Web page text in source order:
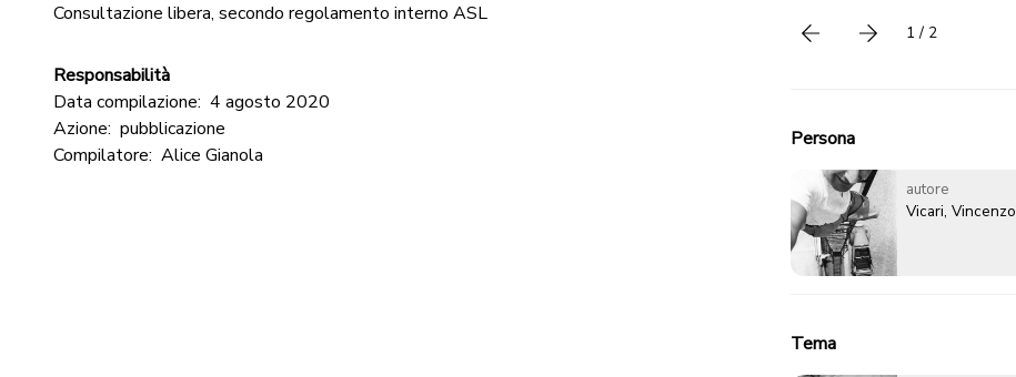
Consultazione libera, secondo regolamento interno ASL
Responsabilità
Data compilazione: 4 agosto 2020
Azione: pubblicazione
Compilatore: Alice Gianola
Precedentesuccessivo
1 / 2
Persona
autore
Vicari, Vincenzo
Tema